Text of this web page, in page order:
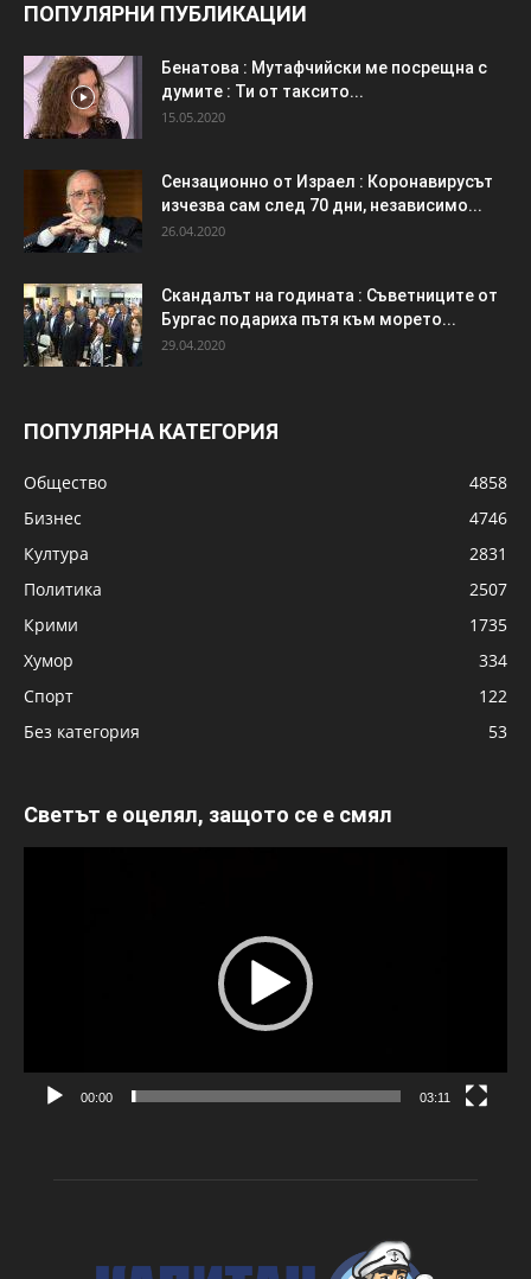
ПОПУЛЯРНИ ПУБЛИКАЦИИ
Бенатова : Мутафчийски ме посрещна с
думите : Ти от таксито...
15.05.2020
Сензационно от Израел : Коронавирусът
изчезва сам след 70 дни, независимо...
26.04.2020
Скандалът на годината : Съветниците от
Бургас подариха пътя към морето...
29.04.2020
ПОПУЛЯРНА КАТЕГОРИЯ
Общество
4858
Бизнес
4746
Култура
2831
Политика
2507
Крими
1735
Хумор
334
Спорт
122
Без категория
53
Светът е оцелял, защото се е смял
00:00 03:11